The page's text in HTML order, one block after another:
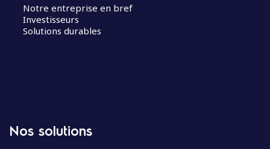
Notre entreprise en bref
Investisseurs
Solutions durables
Nos solutions